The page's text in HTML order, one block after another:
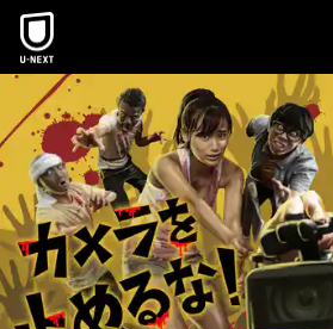
本文へスキップ